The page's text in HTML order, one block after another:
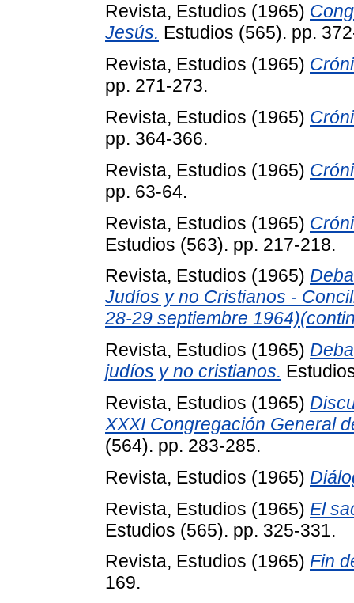
Revista, Estudios (1965)
Jesús. Estudios (565). pp.
Revista, Estudios (1965)
pp. 271-273.
Revista, Estudios (1965)
pp. 364-366.
Revista, Estudios (1965)
pp. 63-64.
Revista, Estudios (1965)
Estudios (563). pp. 217-218.
Revista, Estudios (1965)
Judíos y no Cristianos -
28-29 septiembre
Revista, Estudios (1965)
judíos y no cristianos.
Revista, Estudios (1965)
XXXI Congregación General
(564). pp. 283-285.
Revista, Estudios (1965)
Revista, Estudios (1965) El
Estudios (565). pp. 325-331.
Revista, Estudios (1965) Fin
169.